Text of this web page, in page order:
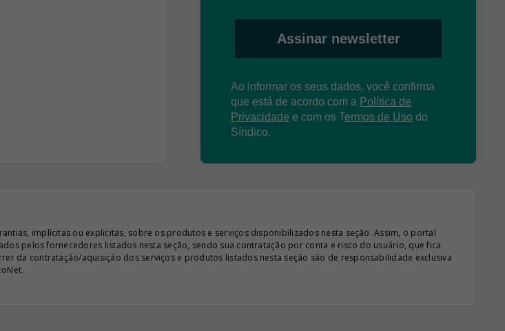
Assinar newsletter
Ao informar os seus dados, você confirma
que está de acordo com a Política de
Privacidade e com os Termos de Uso do
Síndico.
implícitas ou explicitas, sobre os produtos e serviços disponibilizados nesta seção. Assim, o portal
pelos fornecedores listados nesta seção, sendo sua contratação por conta e risco do usuário, que fica
da contratação/aquisição dos serviços e produtos listados nesta seção são de responsabilidade exclusiva